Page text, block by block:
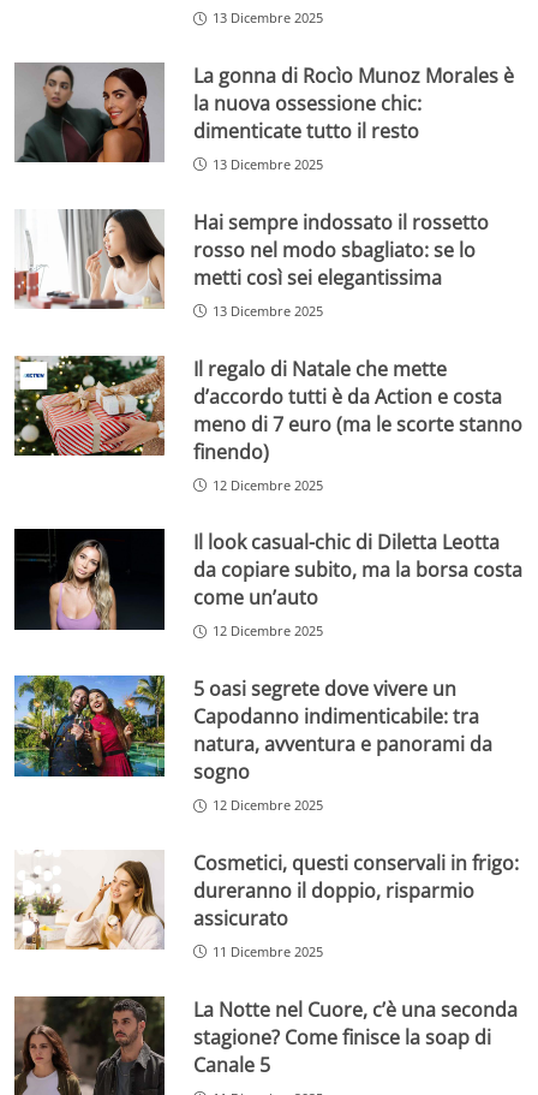
13 Dicembre 2025
La gonna di Rocìo Munoz Morales è
la nuova ossessione chic:
dimenticate tutto il resto
13 Dicembre 2025
Hai sempre indossato il rossetto
rosso nel modo sbagliato: se lo
metti così sei elegantissima
13 Dicembre 2025
Il regalo di Natale che mette
d’accordo tutti è da Action e costa
meno di 7 euro (ma le scorte stanno
finendo)
12 Dicembre 2025
Il look casual-chic di Diletta Leotta
da copiare subito, ma la borsa costa
come un’auto
12 Dicembre 2025
5 oasi segrete dove vivere un
Capodanno indimenticabile: tra
natura, avventura e panorami da
sogno
12 Dicembre 2025
Cosmetici, questi conservali in frigo:
dureranno il doppio, risparmio
assicurato
11 Dicembre 2025
La Notte nel Cuore, c’è una seconda
stagione? Come finisce la soap di
Canale 5